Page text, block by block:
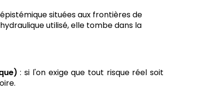
situées aux frontières de
utilisé, elle tombe dans la
: si l'on exige que tout risque réel soit